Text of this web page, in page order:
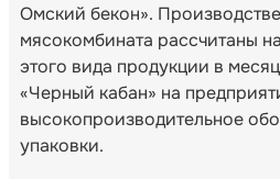
Омский бекон».
мясокомбината рассчитаны
этого вида продукции в
«Черный кабан» на
высокопроизводительное
упаковки.